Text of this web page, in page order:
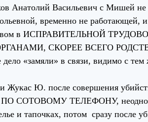
Васильевич с Мишей не
временно не
в ИСПРАВИТЕЛЬНОЙ
СКОРЕЕ ВСЕГО
дело «замяли» в связи, видимо с
Жукас Ю. после совершения
ТЕЛЕФОНУ,
тапочках, потом сразу после